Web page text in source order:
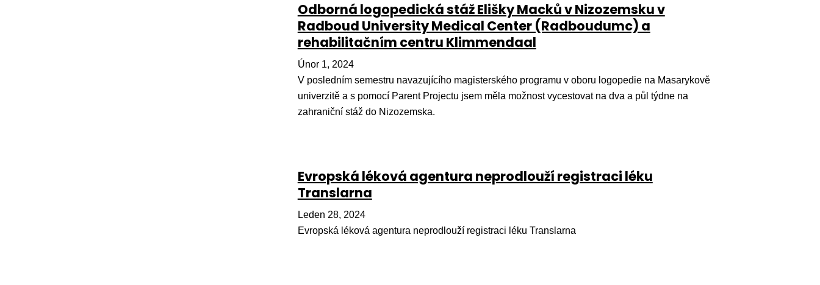
Odborná logopedická stáž Elišky Macků v Nizozemsku v
Radboud University Medical Center (Radboudumc) a
rehabilitačním centru Klimmendaal
Únor 1, 2024
V posledním semestru navazujícího magisterského programu v oboru logopedie na Masarykově
univerzitě a s pomocí Parent Projectu jsem měla možnost vycestovat na dva a půl týdne na
zahraniční stáž do Nizozemska.
Evropská léková agentura neprodlouží registraci léku
Translarna
Leden 28, 2024
Evropská léková agentura neprodlouží registraci léku Translarna